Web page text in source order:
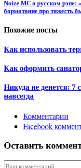
Noize MC о русском рэпе:
бормотание про тяжесть
Похожие посты
Как использовать
Как оформить
Никуда не денется: 7
навсегда
Комментарии
Facebook
Оставить